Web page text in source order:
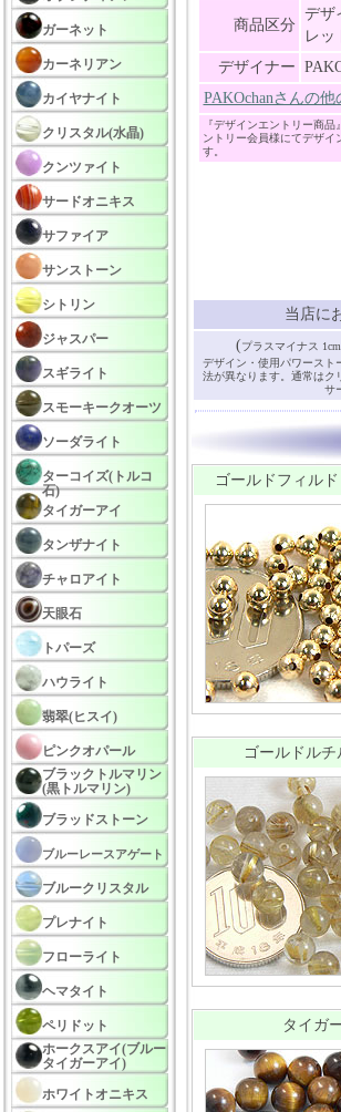
ガーネット
カーネリアン
カイヤナイト
クリスタル(水晶)
クンツァイト
サードオニキス
サファイア
サンストーン
シトリン
ジャスパー
スギライト
スモーキークオーツ
ソーダライト
ターコイズ(トルコ
石)
タイガーアイ
タンザナイト
チャロアイト
天眼石
トパーズ
ハウライト
翡翠(ヒスイ)
ピンクオパール
ブラックトルマリン
(黒トルマリン)
ブラッドストーン
ブルーレースアゲート
ブルークリスタル
プレナイト
フローライト
ヘマタイト
ペリドット
ホークスアイ(ブルー
タイガーアイ)
ホワイトオニキス
商品区分
デザ
レッ
デザイナー
PAKOchanさんの
『デザインエントリー商
ントリー会員様にてデザイ
す。
当店に
(プラスマイナス
デザイン・使用パワースト
法が異なります。通常はク
サ
ゴールドフィル
ゴールドル
タイガ